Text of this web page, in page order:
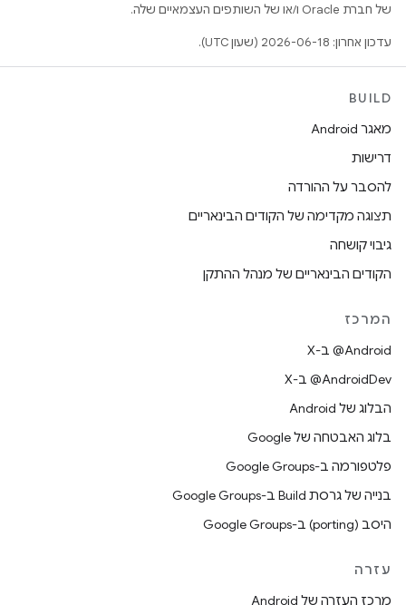
של חברת Oracle ו/או של השותפים העצמאיים שלה.
עדכון אחרון: 2026-06-18 (שעון UTC).
BUILD
מאגר Android
דרישות
להסבר על ההורדה
תצוגה מקדימה של הקודים הבינאריים
גיבוי קושחה
הקודים הבינאריים של מנהל ההתקן
המרכז
‫‎@Android ב-X
‫‎@AndroidDev ב-X
הבלוג של Android
בלוג האבטחה של Google
פלטפורמה ב-Google Groups
בנייה של גרסת Build ב-Google Groups
היסב (porting) ב-Google Groups
עזרה
מרכז העזרה של Android